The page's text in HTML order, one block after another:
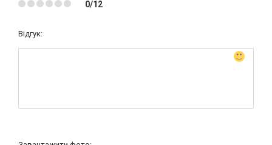
0/12
Відгук: